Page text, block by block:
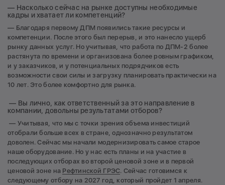
— Насколько сейчас на рынке доступны необходимые
кадры и хватает ли компетенций?
— Благодаря первому ДПМ появились такие ресурсы и
компетенции. После этого был перерыв, и это нанесло ущерб
рынку данных услуг. Но учитывая, что работа по ДПМ-2 более
растянута по времени и организована более ровным графиком,
и у заказчиков, и у потенциальных подрядчиков есть
возможности свои силы и загрузку планировать практически на
10 лет. Это более комфортно для рынка.
— Вы лично, как ответственный за это направление в
компании, довольны результатами отборов?
— Учитывая, что мы с точки зрения объема инвестиций
отобрали больше всех в стране, однозначно результатом
доволен. Сейчас мы начали модернизировать самое старое
наше оборудование. Но у нас есть планы и на участие в
последующих отборах во второй ценовой зоне и в первой
ценовой зоне на Рефтинской ГРЭС. Сейчас готовимся к
следующему отбору на 2027 год, который пройдет 1 апреля.